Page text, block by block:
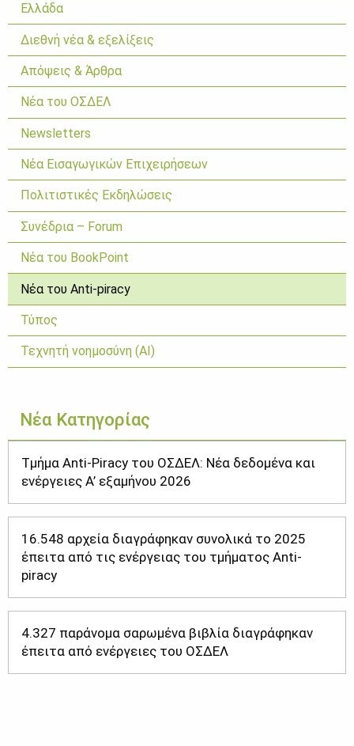
Ελλάδα
Διεθνή νέα & εξελίξεις
Απόψεις & Άρθρα
Νέα του ΟΣΔΕΛ
Newsletters
Νέα Εισαγωγικών Επιχειρήσεων
Πολιτιστικές Εκδηλώσεις
Συνέδρια – Forum
Νέα του BookPoint
Νέα του Anti-piracy
Τύπος
Τεχνητή νοημοσύνη (ΑΙ)
Νέα Κατηγορίας
Τμήμα Anti-Piracy του ΟΣΔΕΛ: Νέα δεδομένα και
ενέργειες Α’ εξαμήνου 2026
16.548 αρχεία διαγράφηκαν συνολικά το 2025
έπειτα από τις ενέργειας του τμήματος Anti-
piracy
4.327 παράνομα σαρωμένα βιβλία διαγράφηκαν
έπειτα από ενέργειες του ΟΣΔΕΛ